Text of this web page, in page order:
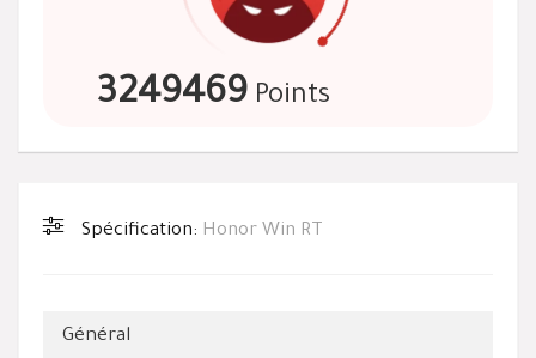
3249469 Points
Spécification: Honor Win RT
Général